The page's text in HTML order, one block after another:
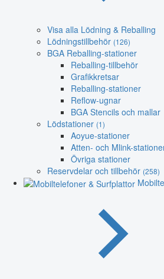
Visa alla Lödning & Reballing
Lödningstillbehör (126)
BGA Reballing-stationer
Reballing-tillbehör
Grafikkretsar
Reballing-stationer
Reflow-ugnar
BGA Stencils och mallar
Lödstationer (1)
Aoyue-stationer
Atten- och Mlink-
Övriga stationer
Reservdelar och tillbehör (258)